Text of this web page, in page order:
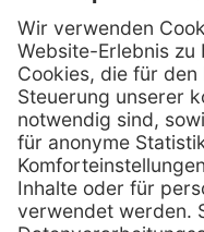
Henry
E-Mail: info